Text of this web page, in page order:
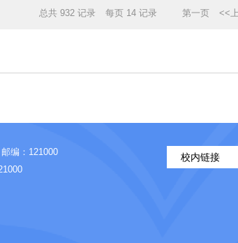
每页 14 记录
总共 932 记录 第一页 <<
编：121000
校内链接